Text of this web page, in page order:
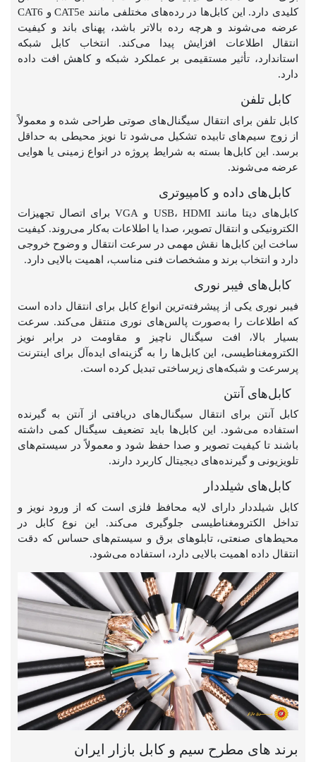
کلیدی دارد. این کابل‌ها در رده‌های مختلفی مانند CAT5e و CAT6
عرضه می‌شوند و هرچه رده بالاتر باشد، پهنای باند و کیفیت
انتقال اطلاعات افزایش پیدا می‌کند. انتخاب کابل شبکه
استاندارد، تأثیر مستقیمی بر عملکرد شبکه و کاهش افت داده
دارد.
کابل تلفن
کابل تلفن برای انتقال سیگنال‌های صوتی طراحی شده و معمولاً
از زوج سیم‌های تابیده تشکیل می‌شود تا نویز محیطی به حداقل
برسد. این کابل‌ها بسته به شرایط پروژه در انواع زمینی یا هوایی
عرضه می‌شوند.
کابل‌های داده و کامپیوتری
کابل‌های دیتا مانند USB، HDMI و VGA برای اتصال تجهیزات
الکترونیکی و انتقال تصویر، صدا یا اطلاعات به‌کار می‌روند. کیفیت
ساخت این کابل‌ها نقش مهمی در سرعت انتقال و وضوح خروجی
دارد و انتخاب برند و مشخصات فنی مناسب، اهمیت بالایی دارد.
کابل‌های فیبر نوری
فیبر نوری یکی از پیشرفته‌ترین انواع کابل برای انتقال داده است
که اطلاعات را به‌صورت پالس‌های نوری منتقل می‌کند. سرعت
بسیار بالا، افت سیگنال ناچیز و مقاومت در برابر نویز
الکترومغناطیسی، این کابل‌ها را به گزینه‌ای ایده‌آل برای اینترنت
پرسرعت و شبکه‌های زیرساختی تبدیل کرده است.
کابل‌های آنتن
کابل آنتن برای انتقال سیگنال‌های دریافتی از آنتن به گیرنده
استفاده می‌شود. این کابل‌ها باید تضعیف سیگنال کمی داشته
باشند تا کیفیت تصویر و صدا حفظ شود و معمولاً در سیستم‌های
تلویزیونی و گیرنده‌های دیجیتال کاربرد دارند.
کابل‌های شیلددار
کابل شیلددار دارای لایه محافظ فلزی است که از ورود نویز و
تداخل الکترومغناطیسی جلوگیری می‌کند. این نوع کابل در
محیط‌های صنعتی، تابلوهای برق و سیستم‌های حساس که دقت
انتقال داده اهمیت بالایی دارد، استفاده می‌شود.
برند های مطرح سیم و کابل بازار ایران